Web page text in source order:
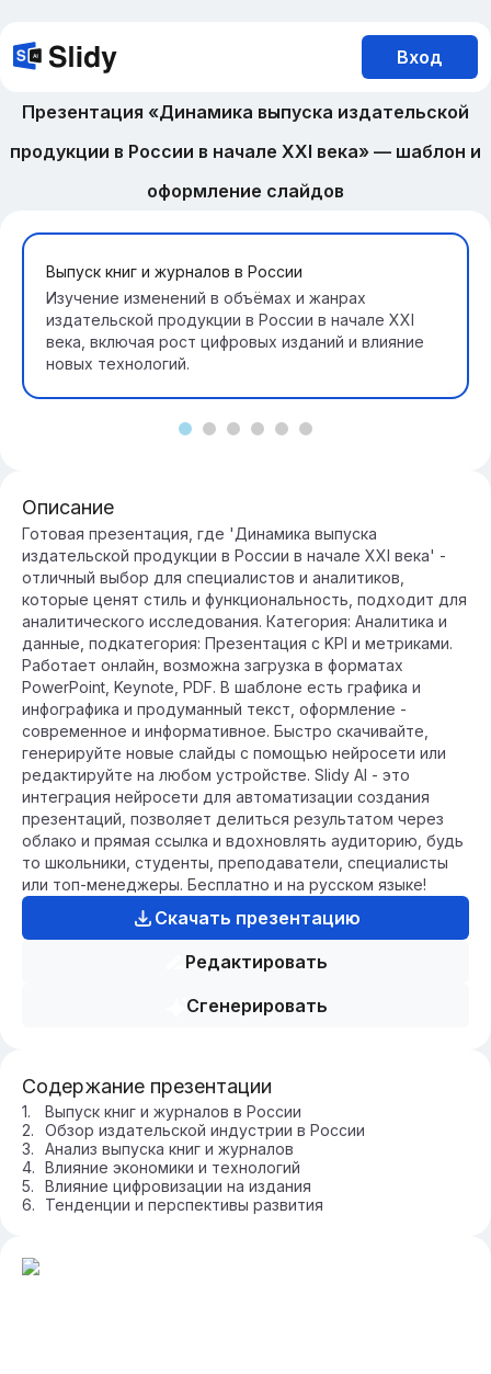
Вход
Презентация «Динамика выпуска издательской
продукции в России в начале XXI века» — шаблон и
оформление слайдов
Выпуск книг и журналов в России
Изучение изменений в объёмах и жанрах
издательской продукции в России в начале XXI
века, включая рост цифровых изданий и влияние
новых технологий.
Описание
Готовая презентация, где 'Динамика выпуска
издательской продукции в России в начале XXI века' -
отличный выбор для специалистов и аналитиков,
которые ценят стиль и функциональность, подходит для
аналитического исследования. Категория: Аналитика и
данные, подкатегория: Презентация с KPI и метриками.
Работает онлайн, возможна загрузка в форматах
PowerPoint, Keynote, PDF. В шаблоне есть графика и
инфографика и продуманный текст, оформление -
современное и информативное. Быстро скачивайте,
генерируйте новые слайды с помощью нейросети или
редактируйте на любом устройстве. Slidy AI - это
интеграция нейросети для автоматизации создания
презентаций, позволяет делиться результатом через
облако и прямая ссылка и вдохновлять аудиторию, будь
то школьники, студенты, преподаватели, специалисты
или топ-менеджеры. Бесплатно и на русском языке!
Скачать презентацию
Редактировать
Сгенерировать
Содержание презентации
Выпуск книг и журналов в России
Обзор издательской индустрии в России
Анализ выпуска книг и журналов
Влияние экономики и технологий
Влияние цифровизации на издания
Тенденции и перспективы развития